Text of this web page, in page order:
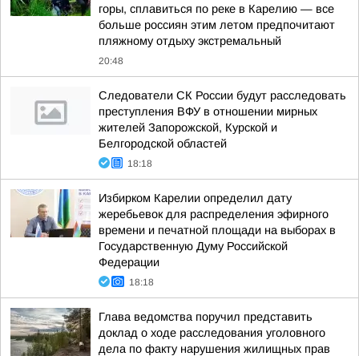
горы, сплавиться по реке в Карелию — все
больше россиян этим летом предпочитают
пляжному отдыху экстремальный
20:48
Следователи СК России будут расследовать
преступления ВФУ в отношении мирных
жителей Запорожской, Курской и
Белгородской областей
18:18
Избирком Карелии определил дату
жеребьевок для распределения эфирного
времени и печатной площади на выборах в
Государственную Думу Российской
Федерации
18:18
Глава ведомства поручил представить
доклад о ходе расследования уголовного
дела по факту нарушения жилищных прав